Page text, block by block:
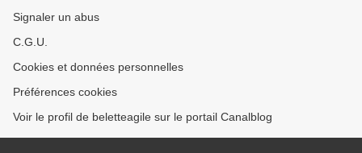
Signaler un abus
C.G.U.
Cookies et données personnelles
Préférences cookies
Voir le profil de beletteagile sur le portail Canalblog